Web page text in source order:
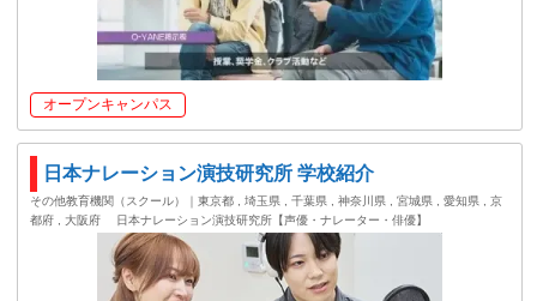
オープンキャンパス
日本ナレーション演技研究所 学校紹介
その他教育機関（スクール）｜東京都 , 埼玉県 , 千葉県 , 神奈川県 , 宮城県 , 愛知県 , 京
都府 , 大阪府
日本ナレーション演技研究所【声優・ナレーター・俳優】